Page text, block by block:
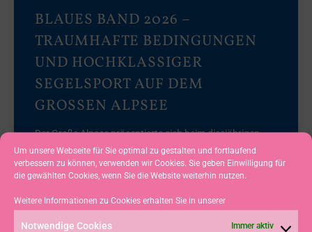
Um unsere Webseite für Sie optimal zu gestalten und fortlaufend
verbessern zu können, verwenden wir Cookies. Sie geben Einwilligung für
die gewählten Cookies, wenn Sie die Website weiterhin nutzen.
Weitere Informationen zu Cookies erhalten Sie in unserer
Notwendige Cookies Immer aktiv
BLAUES BAND 2026 –
TRAUMHAFTE BEDINGUNGEN
UND HOCHKLASSIGER
SEGELSPORT AUF DEM
GROSSEN ALPSEE
Der Große Alpsee präsentierte sich beim diesjährigen
„Blauen Band“ von seiner schönsten Seite. Vor der
beeindruckenden Kulisse der Allgäuer Berge herrschten
nahezu ideale Segelbedingungen. Bei